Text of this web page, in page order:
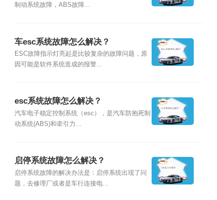
制动系统故障，ABS故障...
车esc系统故障怎么解决？
ESC故障指示灯亮起是比较复杂的故障问题，原
因可能是软件系统造成的报警...
esc系统故障怎么解决？
汽车电子稳定控制系统（esc），是汽车防抱死制
动系统(ABS)和牵引力...
启停系统故障怎么解决？
启停系统故障的解决办法是：启停系统出现了问
题，去修理厂或者是车行连接电...